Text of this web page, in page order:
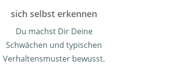
sich selbst erkennen
Du machst Dir Deine
Schwächen und typischen
Verhaltensmuster bewusst.